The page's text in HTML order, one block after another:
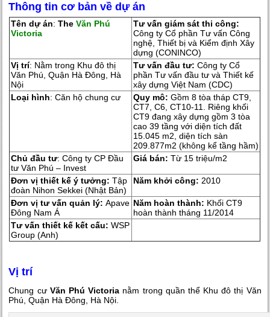
Thông tin cơ bản về dự án
Tên dự án:TheVăn Phú
Victoria
Tư vấn giám sát thi công:
Công ty Cổ phần Tư vấn Công
nghệ, Thiết bị và Kiểm định Xây
dựng (CONINCO)
Vị trí: Nằm trong Khu đô thị
Văn Phú, Quận Hà Đông, Hà
Nội
Tư vấn đầu tư:Công ty Cổ
phần Tư vấn đầu tư và Thiết kế
xây dựng Việt Nam (CDC)
Loại hình: Căn hộ chung cư Quy mô:Gồm 8 tòa tháp CT9,
CT7, C6, CT10-11. Riêng khối
CT9 đang xây dựng gồm 3 tòa
cao 39 tầng với diện tích đất
15.045 m2, diện tích sàn
209.877m2 (không kể tầng hầm)
Chủ đầu tư: Công ty CP Đầu
tư Văn Phú – Invest
Giá bán: Từ 15 triệu/m2
Đơn vị thiết kế ý tưởng:Tập
đoàn Nihon Sekkei (Nhật Bản)
Năm khởi công: 2010
Đơn vị tư vấn quản lý:Apave
Đông Nam Á
Năm hoàn thành: Khối CT9
hoàn thành tháng 11/2014
Tư vấn thiết kế kết cấu:WSP
Group (Anh)
Vị trí
Chung cư Văn Phú Victoria nằm trong quần thể Khu đô thị Văn
Phú, Quận Hà Đông, Hà Nội.